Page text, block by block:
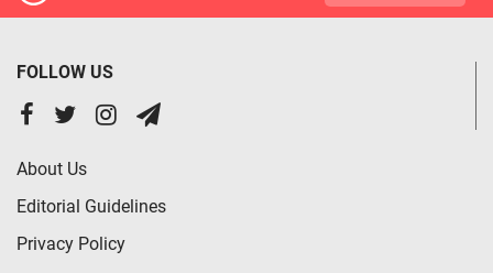
FOLLOW US
About Us
Editorial Guidelines
Privacy Policy